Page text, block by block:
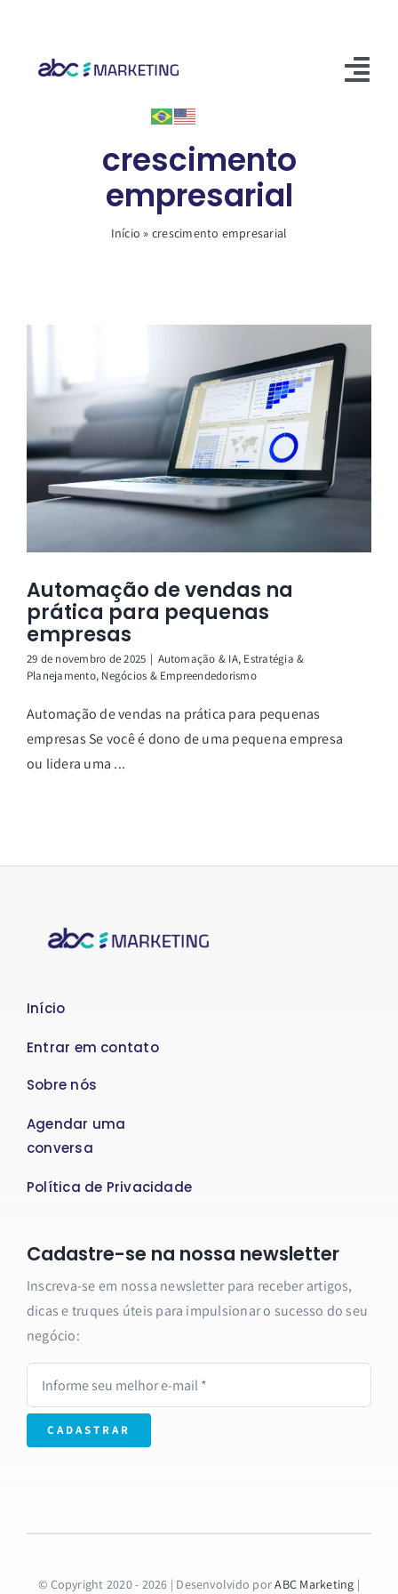
content
crescimento
empresarial
Início » crescimento empresarial
Automação de vendas na
prática para pequenas
empresas
29 de novembro de 2025 | Automação & IA, Estratégia &
Planejamento, Negócios & Empreendedorismo
Automação de vendas na prática para pequenas
empresas Se você é dono de uma pequena empresa
ou lidera uma ...
Início
Entrar em contato
Sobre nós
Agendar uma
conversa
Política de Privacidade
Cadastre-se na nossa newsletter
Inscreva-se em nossa newsletter para receber artigos,
dicas e truques úteis para impulsionar o sucesso do seu
negócio:
CADASTRAR
© Copyright 2020 - 2026 | Desenvolvido porABC Marketing |